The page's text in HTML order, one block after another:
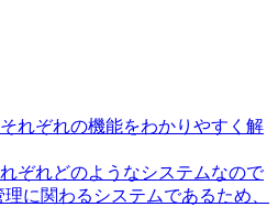
れぞれの機能をわかりやすく解
ぞれどのようなシステムなので
に関わるシステムであるため、